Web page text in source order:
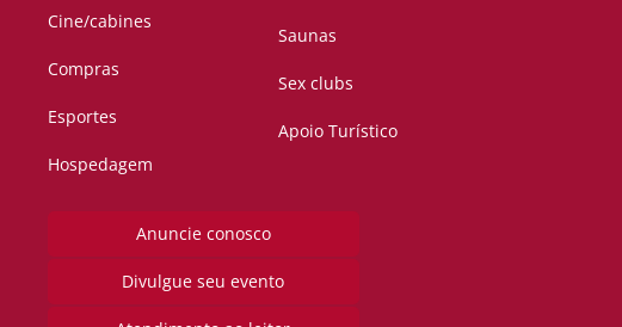
Cine/cabines
Compras
Esportes
Hospedagem
Saunas
Sex clubs
Apoio Turístico
Anuncie conosco
Divulgue seu evento